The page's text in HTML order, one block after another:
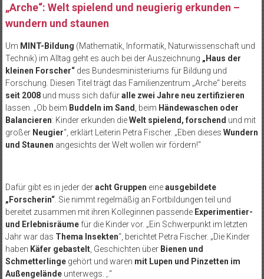
„Arche“: Welt spielend und neugierig erkunden –
wundern und staunen
Um MINT-Bildung (Mathematik, Informatik, Naturwissenschaft und
Technik) im Alltag geht es auch bei der Auszeichnung „Haus der
kleinen Forscher“des Bundesministeriums für Bildung und
Forschung. Diesen Titel trägt das Familienzentrum „Arche“ bereits
seit 2008und muss sich dafüralle zwei Jahre neu zertifizieren
lassen. „Ob beim Buddeln im Sand , beim Händewaschen oder
Balancieren: Kinder erkunden dieWelt spielend, forschend und mit
großer Neugier“, erklärt Leiterin Petra Fischer. „Eben dieses Wundern
und Staunen angesichts der Welt wollen wir fördern!“
Dafür gibt es in jeder deracht Gruppen eineausgebildete
„Forscherin“. Sie nimmt regelmäßig an Fortbildungen teil und
bereitet zusammen mit ihren Kolleginnen passende Experimentier-
und Erlebnisräumefür die Kinder vor. „Ein Schwerpunkt im letzten
Jahr war das Thema Insekten“, berichtet Petra Fischer. „Die Kinder
haben Käfer gebastelt, Geschichten über Bienen und
Schmetterlingegehört und waren mit Lupen und Pinzetten im
Außengeländeunterwegs. ,.“